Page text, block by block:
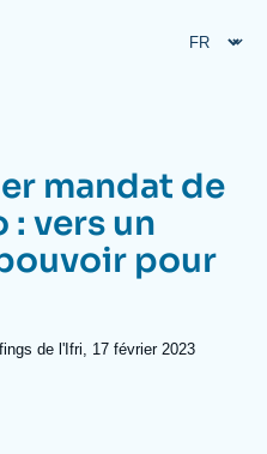
mandat de
: vers un
pour
de l'Ifri, 17 février 2023